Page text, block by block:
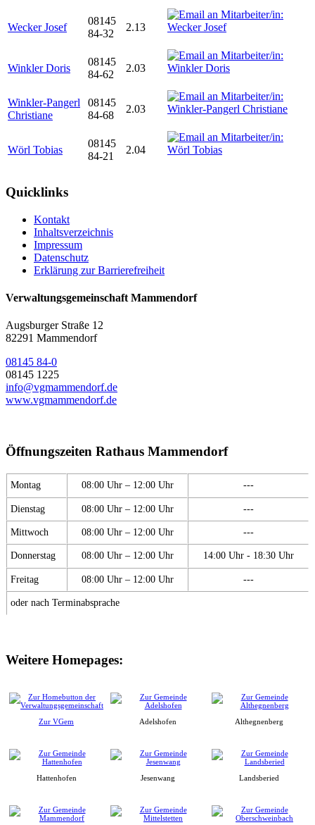
Wecker Josef
08145
84-32
2.13
Winkler Doris
08145
84-62
2.03
Winkler-Pangerl
Christiane
08145
84-68
2.03
Wörl Tobias
08145
84-21
2.04
Quicklinks
Kontakt
Inhaltsverzeichnis
Impressum
Datenschutz
Erklärung zur Barrierefreiheit
Verwaltungsgemeinschaft Mammendorf
Augsburger Straße 12
82291 Mammendorf
08145 84-0
08145 1225
info@vgmammendorf.de
www.vgmammendorf.de
Öffnungszeiten Rathaus Mammendorf
Montag 08:00 Uhr – 12:00 Uhr ---
Dienstag 08:00 Uhr – 12:00 Uhr ---
Mittwoch 08:00 Uhr – 12:00 Uhr ---
Donnerstag 08:00 Uhr – 12:00 Uhr 14:00 Uhr - 18:30 Uhr
Freitag 08:00 Uhr – 12:00 Uhr ---
oder nach Terminabsprache
Weitere Homepages:
Zur VGem Adelshofen Althegnenberg
Hattenhofen Jesenwang Landsberied